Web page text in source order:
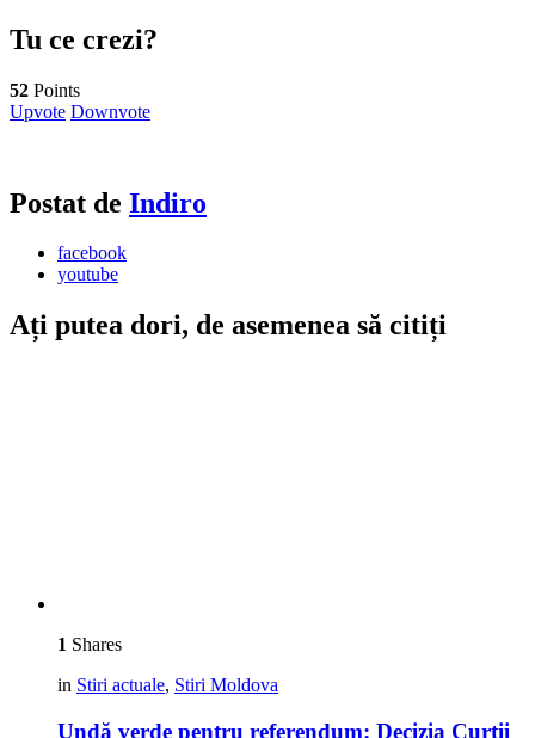
Tu ce crezi?
52 Points
Upvote Downvote
Postat de Indiro
facebook
youtube
Ați putea dori, de asemenea să citiți
1 Shares
in Stiri actuale, Stiri Moldova
Undă verde pentru referendum: Decizia Curții